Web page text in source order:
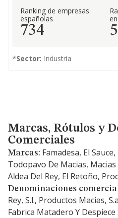
Ranking de empresas
españolas
734 5
*Sector: Industria
Marcas, Rótulos y
Marcas, Rótulos y
Comerciales
Marcas: Famadesa, El
Todopavo De Macias,
Aldea Del Rey, El Retoño,
Denominaciones
Rey, S.l., Productos Macias,
Fabrica Matadero Y